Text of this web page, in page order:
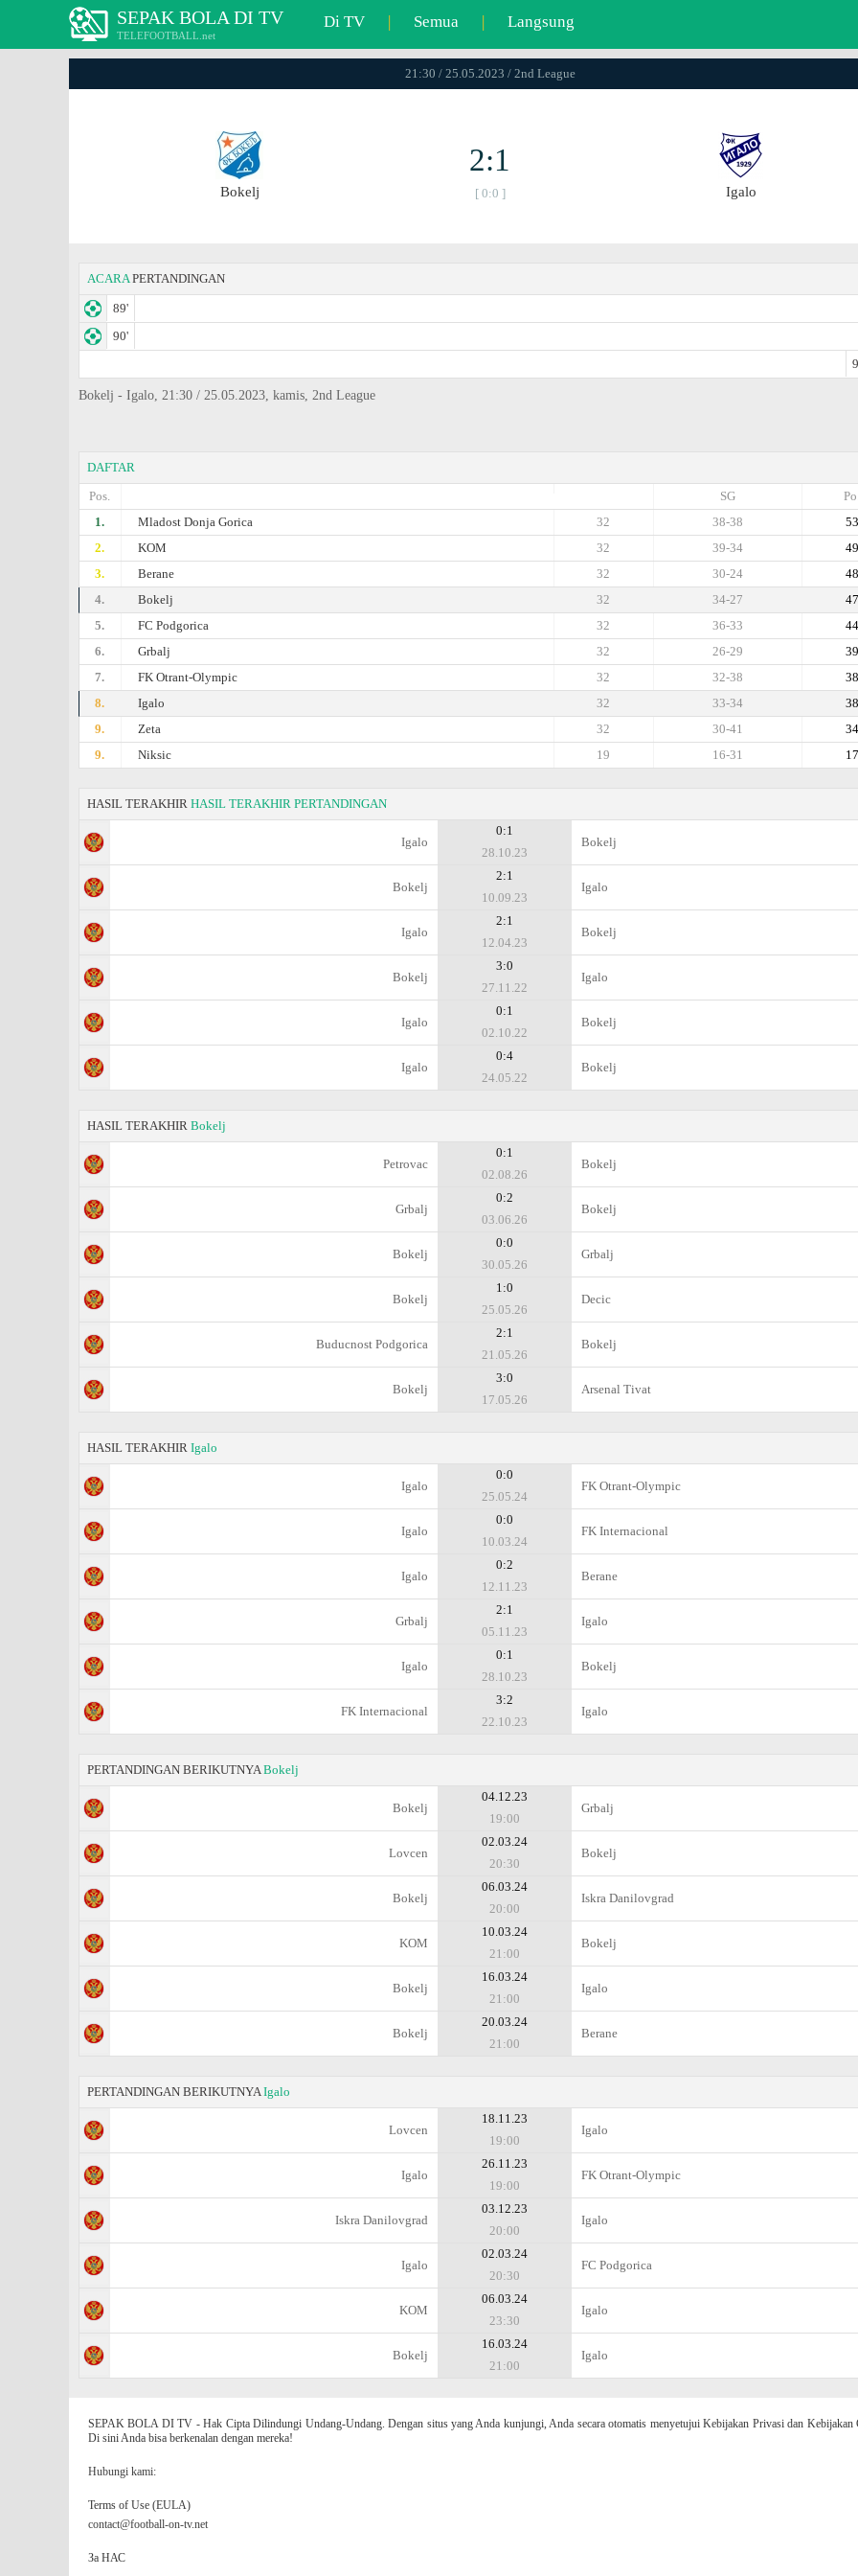
SEPAK BOLA DI TV
TELEFOOTBALL.net
Di TV | Semua | Langsung
21:30 / 25.05.2023 / 2nd League
Bokelj
2:1
[ 0:0 ] Igalo
ACARAPERTANDINGAN
89'
90'
Bokelj - Igalo, 21:30 / 25.05.2023, kamis, 2nd League
DAFTAR
Pos.
Po.
SG
1.
Mladost Donja Gorica 53
38-38
32
2.
KOM 49
39-34
32
3.
Berane 48
30-24
32
4.
Bokelj 47
34-27
32
5.
FC Podgorica 44
36-33
32
6.
Grbalj 39
26-29
32
7.
FK Otrant-Olympic 38
32-38
32
8.
Igalo 38
33-34
32
9.
Zeta 34
30-41
32
9.
Niksic 17
16-31
19
HASIL TERAKHIR HASIL TERAKHIR PERTANDINGAN
Igalo
0:1
28.10.23
Bokelj
Bokelj
2:1
10.09.23
Igalo
Igalo
2:1
12.04.23
Bokelj
Bokelj
3:0
27.11.22
Igalo
Igalo
0:1
02.10.22
Bokelj
Igalo
0:4
24.05.22
Bokelj
HASIL TERAKHIR Bokelj
Petrovac
0:1
02.08.26
Bokelj
Grbalj
0:2
03.06.26
Bokelj
Bokelj
0:0
30.05.26
Grbalj
Bokelj
1:0
25.05.26
Decic
Buducnost Podgorica
2:1
21.05.26
Bokelj
Bokelj
3:0
17.05.26
Arsenal Tivat
HASIL TERAKHIR Igalo
Igalo
0:0
25.05.24
FK Otrant-Olympic
Igalo
0:0
10.03.24
FK Internacional
Igalo
0:2
12.11.23
Berane
Grbalj
2:1
05.11.23
Igalo
Igalo
0:1
28.10.23
Bokelj
FK Internacional
3:2
22.10.23
Igalo
PERTANDINGAN BERIKUTNYABokelj
Bokelj
04.12.23
19:00
Grbalj
Lovcen
02.03.24
20:30
Bokelj
Bokelj
06.03.24
20:00
Iskra Danilovgrad
KOM
10.03.24
21:00
Bokelj
Bokelj
16.03.24
21:00
Igalo
Bokelj
20.03.24
21:00
Berane
PERTANDINGAN BERIKUTNYAIgalo
Lovcen
18.11.23
19:00
Igalo
Igalo
26.11.23
19:00
FK Otrant-Olympic
Iskra Danilovgrad
03.12.23
20:00
Igalo
Igalo
02.03.24
20:30
FC Podgorica
KOM
06.03.24
23:30
Igalo
Bokelj
16.03.24
21:00
Igalo
SEPAK BOLA DI TV - Hak Cipta Dilindungi Undang-Undang. Dengan situs yang Anda kunjungi, Anda secara otomatis menyetujui Kebijakan Privasi dan Kebijakan
Di sini Anda bisa berkenalan dengan mereka!
Hubungi kami:
Terms of Use (EULA)
contact@football-on-tv.net
За НАС